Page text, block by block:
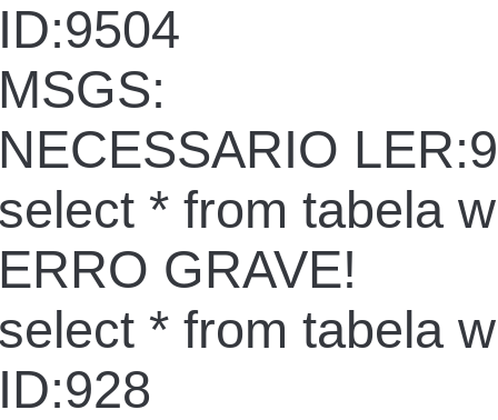
* from tabela
GRAVE!
* from tabela